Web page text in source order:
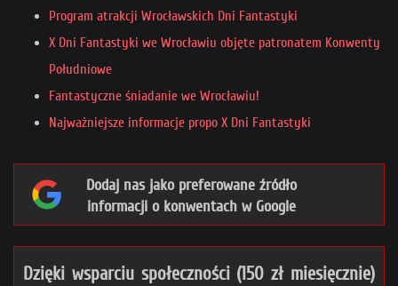
Program atrakcji Wrocławskich Dni Fantastyki
X Dni Fantastyki we Wrocławiu objęte patronatem Konwenty
Południowe
Fantastyczne śniadanie we Wrocławiu!
Najważniejsze informacje propo X Dni Fantastyki
Dodaj nas jako preferowane źródło
informacji o konwentach w Google
Dzięki wsparciu społeczności (150 zł miesięcznie)